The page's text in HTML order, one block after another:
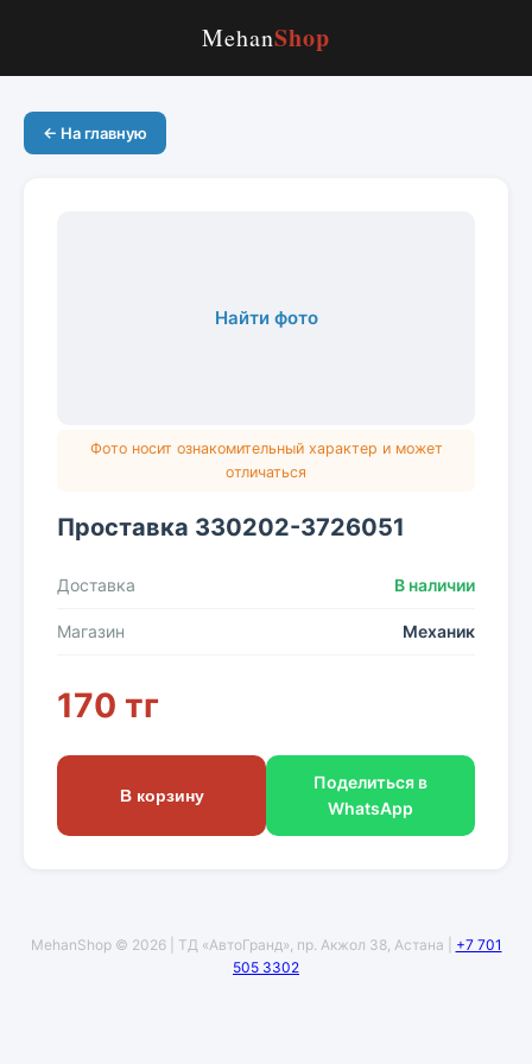
MehanShop
← На главную
Найти фото
Фото носит ознакомительный характер и может
отличаться
Проставка 330202-3726051
Доставка В наличии
Магазин Механик
170 тг
В корзину
Поделиться в
WhatsApp
MehanShop © 2026 | ТД «АвтоГранд», пр. Акжол 38, Астана | +7 701
505 3302